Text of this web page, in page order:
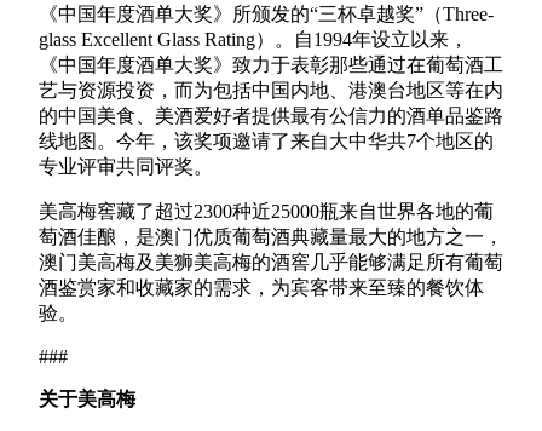
《中国年度酒单大奖》所颁发的“三杯卓越奖”（Three-
glass Excellent Glass Rating）。自1994年设立以来，
《中国年度酒单大奖》致力于表彰那些通过在葡萄酒工
艺与资源投资，而为包括中国内地、港澳台地区等在内
的中国美食、美酒爱好者提供最有公信力的酒单品鉴路
线地图。今年，该奖项邀请了来自大中华共7个地区的
专业评审共同评奖。
美高梅窖藏了超过2300种近25000瓶来自世界各地的葡
萄酒佳酿，是澳门优质葡萄酒典藏量最大的地方之一，
澳门美高梅及美狮美高梅的酒窖几乎能够满足所有葡萄
酒鉴赏家和收藏家的需求，为宾客带来至臻的餐饮体
验。
###
关于美高梅